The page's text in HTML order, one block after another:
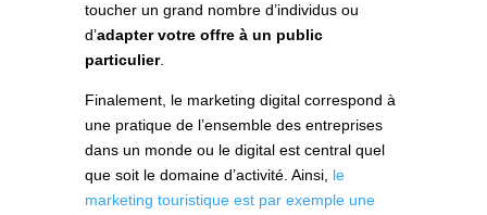
toucher un grand nombre d’individus ou
d’adapter votre offre à un public
particulier.
Finalement, le marketing digital correspond à
une pratique de l’ensemble des entreprises
dans un monde ou le digital est central quel
que soit le domaine d’activité. Ainsi, le
marketing touristique est par exemple une